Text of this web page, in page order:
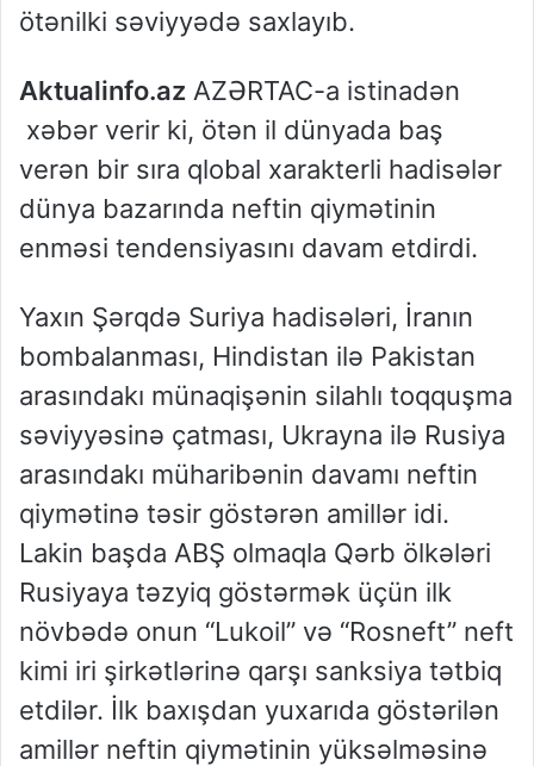
ötənilki səviyyədə saxlayıb.
Aktualinfo.az AZƏRTAC-a istinadən
xəbər verir ki, ötən il dünyada baş
verən bir sıra qlobal xarakterli hadisələr
dünya bazarında neftin qiymətinin
enməsi tendensiyasını davam etdirdi.
Yaxın Şərqdə Suriya hadisələri, İranın
bombalanması, Hindistan ilə Pakistan
arasındakı münaqişənin silahlı toqquşma
səviyyəsinə çatması, Ukrayna ilə Rusiya
arasındakı müharibənin davamı neftin
qiymətinə təsir göstərən amillər idi.
Lakin başda ABŞ olmaqla Qərb ölkələri
Rusiyaya təzyiq göstərmək üçün ilk
növbədə onun “Lukoil” və “Rosneft” neft
kimi iri şirkətlərinə qarşı sanksiya tətbiq
etdilər. İlk baxışdan yuxarıda göstərilən
amillər neftin qiymətinin yüksəlməsinə